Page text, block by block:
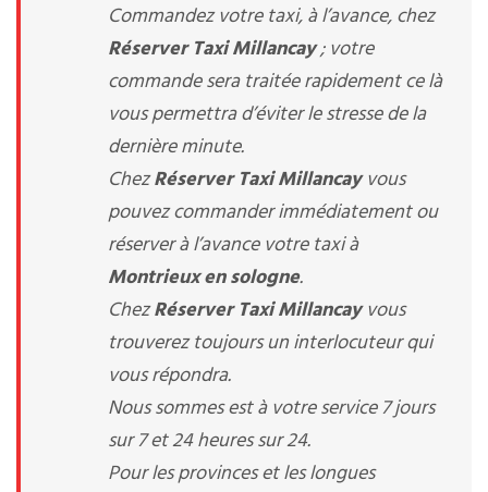
Commandez votre taxi, à l’avance, chez
Réserver Taxi Millancay; votre
commande sera traitée rapidement ce là
vous permettra d’éviter le stresse de la
dernière minute.
ChezRéserver Taxi Millancayvous
pouvez commander immédiatement ou
réserver à l’avance votre taxi à
Montrieux en sologne.
ChezRéserver Taxi Millancayvous
trouverez toujours un interlocuteur qui
vous répondra.
Nous sommes est à votre service 7 jours
sur 7 et 24 heures sur 24.
Pour les provinces et les longues